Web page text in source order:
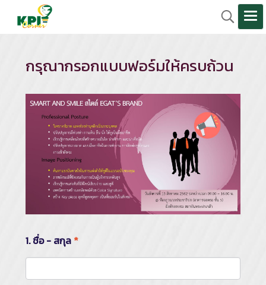
กรุณากรอกแบบฟอร์มให้ครบถ้วน
1. ชื่อ - สกุล *